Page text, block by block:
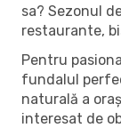
sa? Sezonul
restaurante,
Pentru
fundalul
naturală a
interesat de